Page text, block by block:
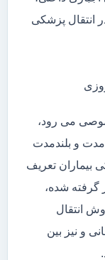
انتقال پزشکی
می رود،
مدت و بلندمدت
بیماران تعریف
گرفته شده،
انتقال
و نیز بین